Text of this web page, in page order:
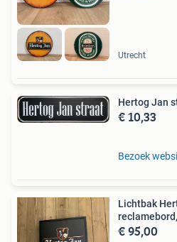
Utrecht
Hertog Jan
€ 10,33
Bezoek
Lichtbak
€ 95,00